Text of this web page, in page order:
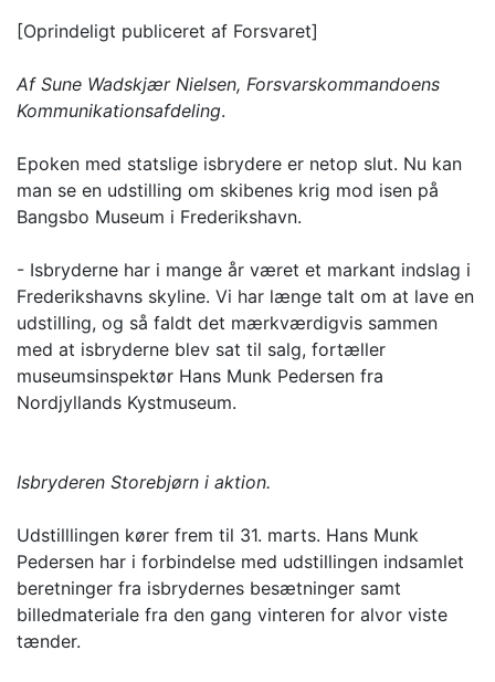
[Oprindeligt publiceret af Forsvaret]
Af Sune Wadskjær Nielsen, Forsvarskommandoens
Kommunikationsafdeling.
Epoken med statslige isbrydere er netop slut. Nu kan
man se en udstilling om skibenes krig mod isen på
Bangsbo Museum i Frederikshavn.
- Isbryderne har i mange år været et markant indslag i
Frederikshavns skyline. Vi har længe talt om at lave en
udstilling, og så faldt det mærkværdigvis sammen
med at isbryderne blev sat til salg, fortæller
museumsinspektør Hans Munk Pedersen fra
Nordjyllands Kystmuseum.
Isbryderen Storebjørn i aktion.
Udstilllingen kører frem til 31. marts. Hans Munk
Pedersen har i forbindelse med udstillingen indsamlet
beretninger fra isbrydernes besætninger samt
billedmateriale fra den gang vinteren for alvor viste
tænder.